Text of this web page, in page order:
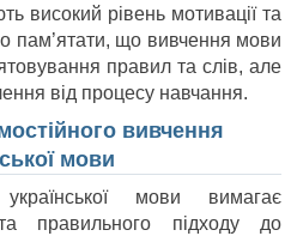
високий рівень мотивації та
пам’ятати, що вивчення мови
правил та слів, але
від процесу навчання.
вивчення
мови
мови вимагає
правильного підходу до